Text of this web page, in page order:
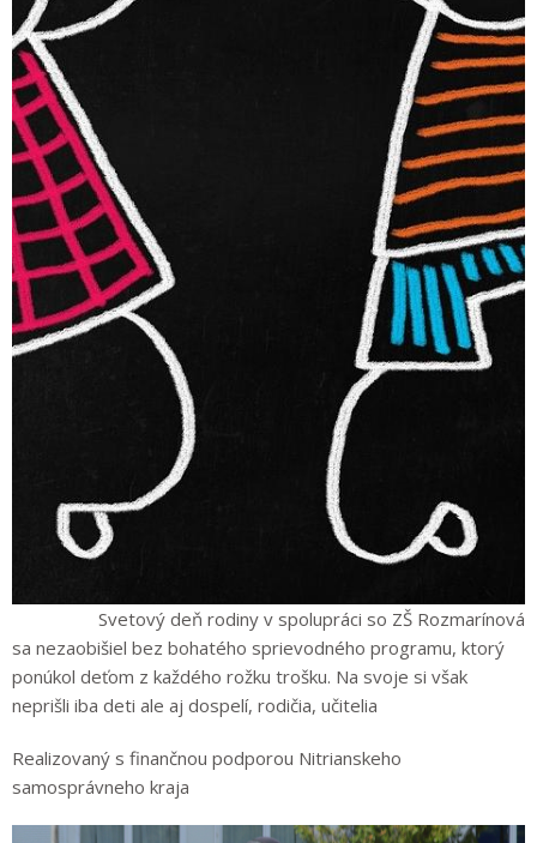
Svetový deň rodiny v spolupráci so ZŠ Rozmarínová
sa nezaobišiel bez bohatého sprievodného programu, ktorý
ponúkol deťom z každého rožku trošku. Na svoje si však
neprišli iba deti ale aj dospelí, rodičia, učitelia
Realizovaný s finančnou podporou Nitrianskeho
samosprávneho kraja